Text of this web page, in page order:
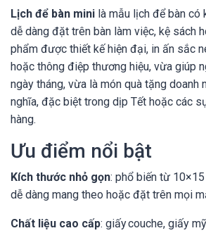
Lịch để bàn mini là mẫu lịch để bàn có
dễ dàng đặt trên bàn làm việc, kệ sách
phẩm được thiết kế hiện đại, in ấn sắc
hoặc thông điệp thương hiệu, vừa giúp
ngày tháng, vừa là món quà tặng doanh
nghĩa, đặc biệt trong dịp Tết hoặc các
hàng.
Ưu điểm nổi bật
Kích thước nhỏ gọn: phổ biến từ
dễ dàng mang theo hoặc đặt trên mọi
Chất liệu cao cấp: giấy couche, giấy